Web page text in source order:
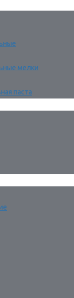
мелки
паста